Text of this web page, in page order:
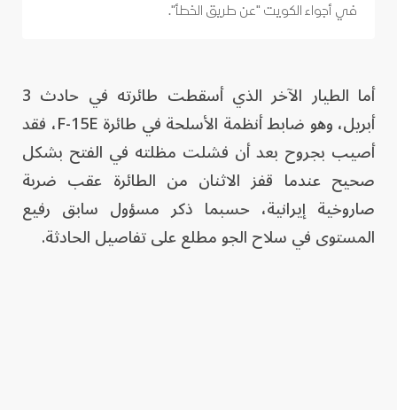
في أجواء الكويت "عن طريق الخطأ".
أما الطيار الآخر الذي أسقطت طائرته في حادث 3
أبريل، وهو ضابط أنظمة الأسلحة في طائرة F-15E، فقد
أصيب بجروح بعد أن فشلت مظلته في الفتح بشكل
صحيح عندما قفز الاثنان من الطائرة عقب ضربة
صاروخية إيرانية، حسبما ذكر مسؤول سابق رفيع
المستوى في سلاح الجو مطلع على تفاصيل الحادثة.